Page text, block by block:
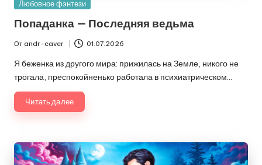
Опубликовано
Любовное фэнтези
Попаданка — Последняя ведьма
Запись
от
От andr-caver 01.07.2026
Я беженка из другого мира: прижилась на Земле, никого не
трогала, преспокойненько работала в психиатрическом…
Читать далее